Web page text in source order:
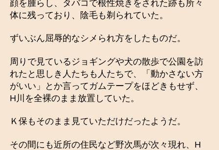
顔を腫らし、タバコで根性焼きをされた跡も所々
体に残っており、陰毛も剃られていた。
ずいぶん屈辱的なシメられ方をしたものだ。
周りで見ているジョギングや犬の散歩で公園を訪
れたと思しき人たちも人たちで、「動かさない方
がいい」とか言ってガムテープをほどきもせず、
H川を全裸のまま放置していた。
Ｋ保もそのまま見ていただけだったようだ。
その間にも近所の住民など野次馬が次々現れ、H